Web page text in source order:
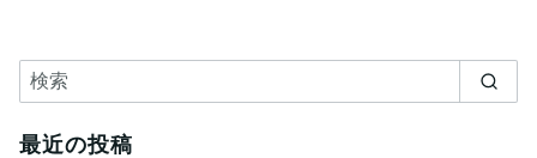
最近の投稿